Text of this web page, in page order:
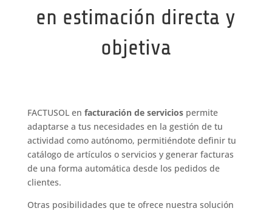
en estimación directa y
objetiva
FACTUSOL en facturación de serviciospermite
adaptarse a tus necesidades en la gestión de tu
actividad como autónomo, permitiéndote definir tu
catálogo de artículos o servicios y generar facturas
de una forma automática desde los pedidos de
clientes.
Otras posibilidades que te ofrece nuestra solución